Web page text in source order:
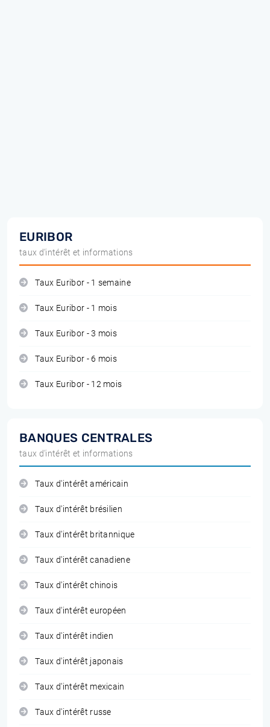
EURIBOR
taux d'intérêt et informations
Taux Euribor - 1 semaine
Taux Euribor - 1 mois
Taux Euribor - 3 mois
Taux Euribor - 6 mois
Taux Euribor - 12 mois
BANQUES CENTRALES
taux d'intérêt et informations
Taux d'intérêt américain
Taux d'intérêt brésilien
Taux d'intérêt britannique
Taux d'intérêt canadiene
Taux d'intérêt chinois
Taux d'intérêt européen
Taux d'intérêt indien
Taux d'intérêt japonais
Taux d'intérêt mexicain
Taux d'intérêt russe